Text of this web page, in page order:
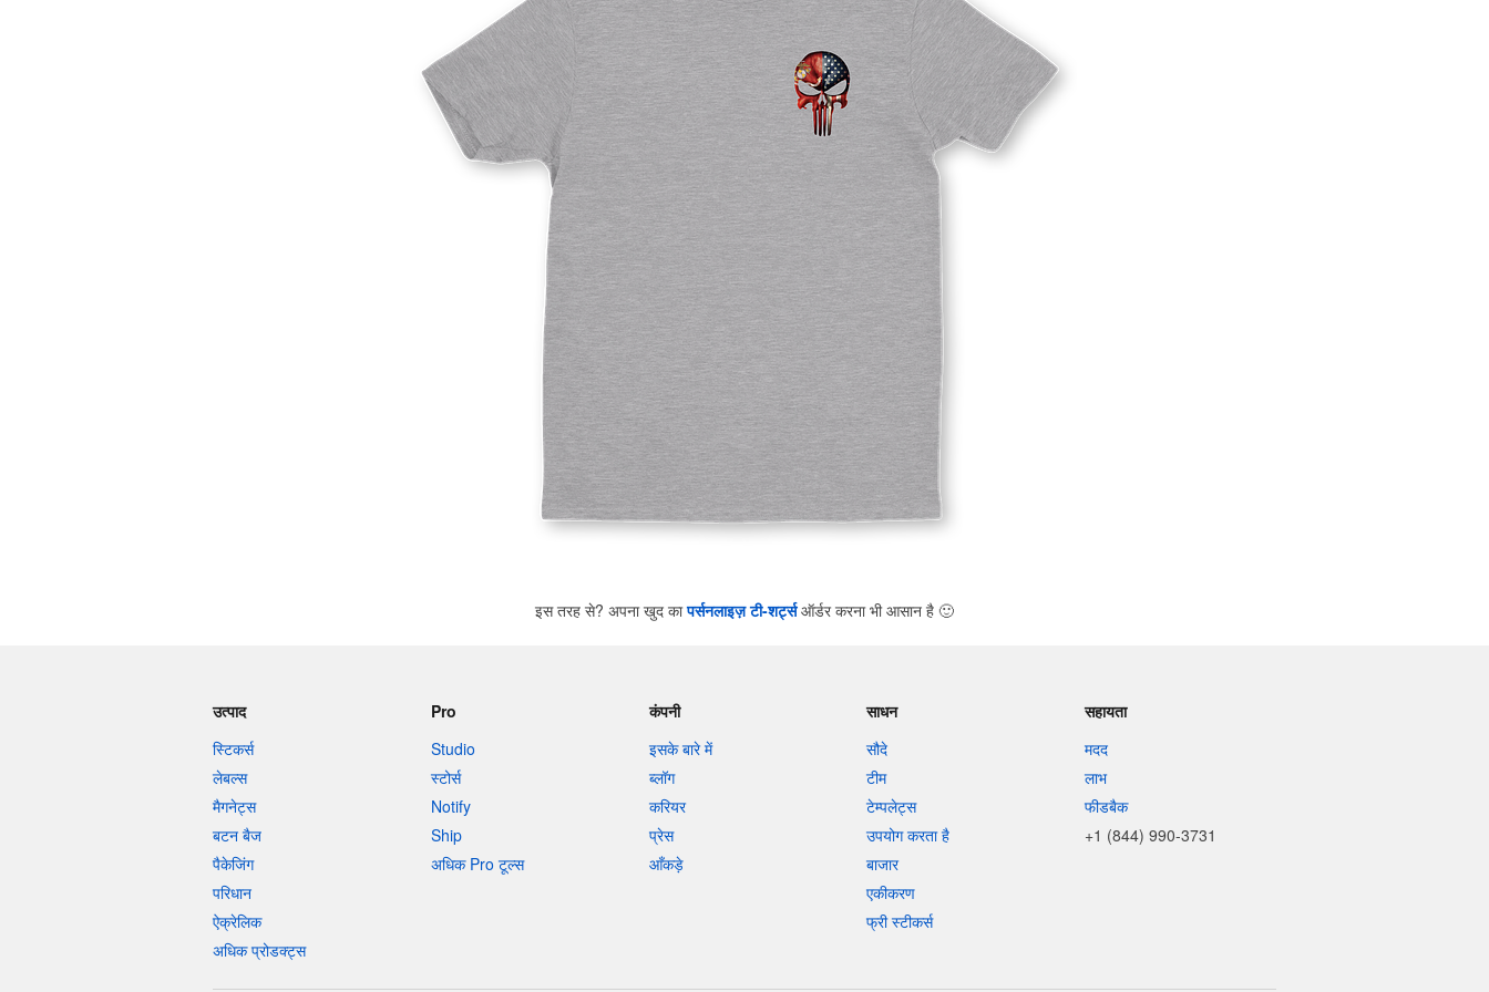
इस तरह से? अपना खुद कापर्सनलाइज़ टी-शर्ट्सऑर्डर करना भी आसान है 🙂
उत्पाद
स्टिकर्स
लेबल्स
मैगनेट्स
बटन बैज
पैकेजिंग
परिधान
ऐक्रेलिक
अधिक प्रोडक्ट्स
Pro
Studio
स्टोर्स
Notify
Ship
अधिक Pro टूल्स
कंपनी
इसके बारे में
ब्लॉग
करियर
प्रेस
आँकड़े
साधन
सौदे
टीम
टेम्पलेट्स
उपयोग करता है
बाजार
एकीकरण
फ्री स्टीकर्स
सहायता
मदद
लाभ
फीडबैक
+1 (844) 990-3731